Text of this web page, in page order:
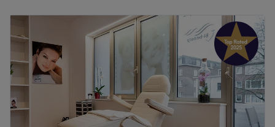
09:30
18:00
Woensdag
09:30–18:00
Donderdag
–18:00
Vrijdag
09:30–18:00
Zaterdag
10:00–18:00
Gesloten
Lushè Beauty Salon, situé à Auderghem, est un salon de